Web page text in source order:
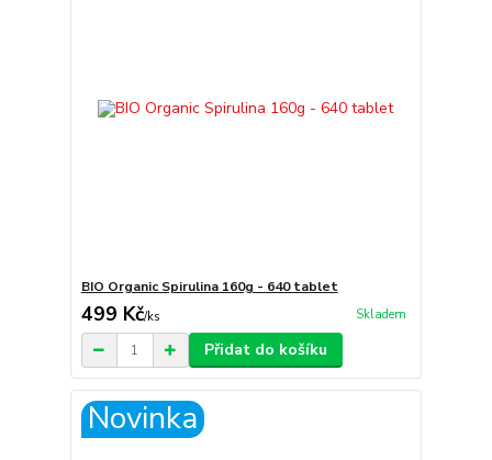
BIO Organic Spirulina 160g - 640 tablet
499 Kč/ks Skladem
Přidat do košíku
Novinka